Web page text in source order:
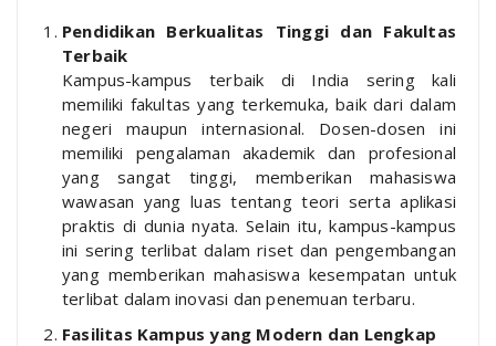
Pendidikan Berkualitas Tinggi dan Fakultas
Terbaik
Kampus-kampus terbaik di India sering kali
memiliki fakultas yang terkemuka, baik dari dalam
negeri maupun internasional. Dosen-dosen ini
memiliki pengalaman akademik dan profesional
yang sangat tinggi, memberikan mahasiswa
wawasan yang luas tentang teori serta aplikasi
praktis di dunia nyata. Selain itu, kampus-kampus
ini sering terlibat dalam riset dan pengembangan
yang memberikan mahasiswa kesempatan untuk
terlibat dalam inovasi dan penemuan terbaru.
Fasilitas Kampus yang Modern dan Lengkap